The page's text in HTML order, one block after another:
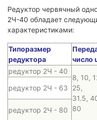
Редуктор червячный
2Ч-40 обладает
характеристиками:
Типоразмер
редуктора
число
редуктор 2Ч - 40
8, 10,
25,
31.5,
80
редуктор 2Ч - 63
редуктор 2Ч - 80